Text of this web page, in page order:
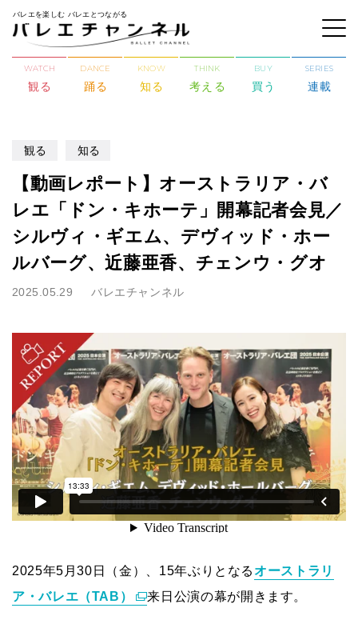
バレエを楽しむ バレエとつながる
WATCH
観る
DANCE
踊る
KNOW
知る
THINK
考える
BUY
買う
SERIES
連載
観る 知る
【動画レポート】オーストラリア・バ
レエ「ドン・キホーテ」開幕記者会見／
シルヴィ・ギエム、デヴィッド・ホー
ルバーグ、近藤亜香、チェンウ・グオ
2025.05.29 バレエチャンネル
2025年5月30日（金）、15年ぶりとなるオーストラリ
ア・バレエ（TAB）
来日公演の幕が開きます。